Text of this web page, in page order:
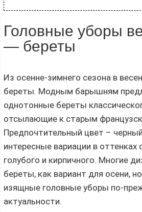
Головные уборы
— береты
Из осенне-зимнего сезона в
береты. Модным барышням
однотонные береты
отсылающие к старым
Предпочтительный цвет –
интересные вариации в оттенках
голубого и кирпичного. Многие
береты, как вариант для осени,
изящные головные уборы по-
актуальности.